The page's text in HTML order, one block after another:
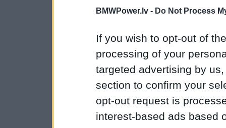
BMWPower.lv - Do Not Process
If you wish to opt-out of
processing of your
targeted advertising by
section to confirm your
opt-out request is
interest-based ads based